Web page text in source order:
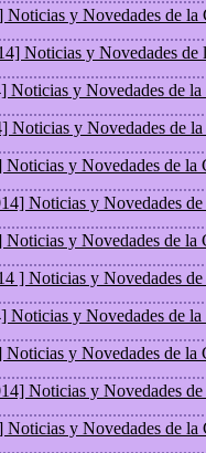
Noticias y Novedades de la
Noticias y Novedades de
Noticias y Novedades de
Noticias y Novedades de
y Novedades de la
Noticias y Novedades
Noticias y Novedades de la
] Noticias y Novedades
Noticias y Novedades de
y Novedades de la
Noticias y Novedades
Noticias y Novedades de la